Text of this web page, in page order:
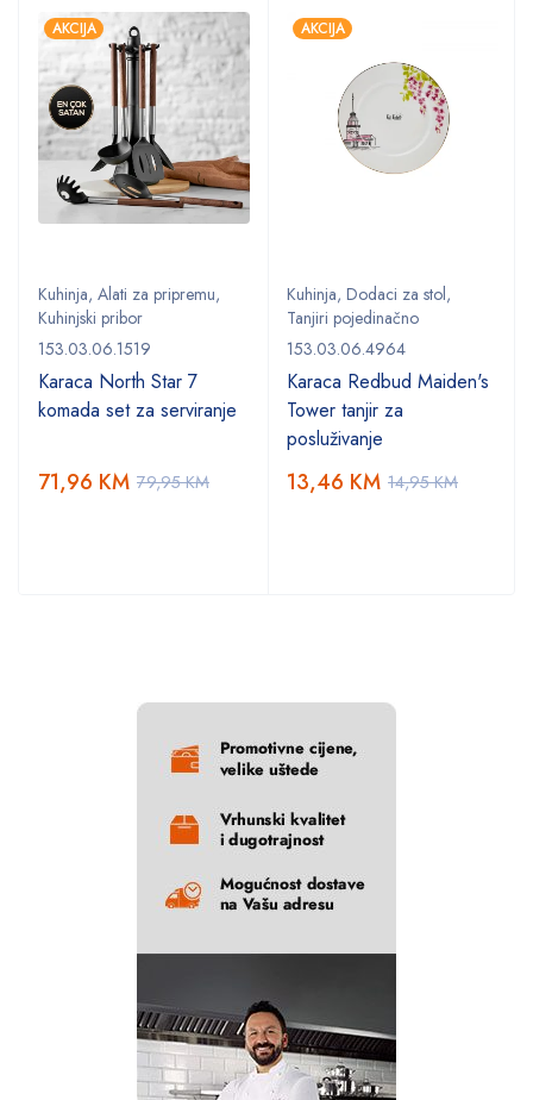
AKCIJA
Kuhinja, Alati za pripremu,
Kuhinjski pribor
153.03.06.1519
Karaca North Star 7
komada set za serviranje
79,95KM
71,96 KM
AKCIJA
Kuhinja, Dodaci za stol,
Tanjiri pojedinačno
153.03.06.4964
Karaca Redbud Maiden's
Tower tanjir za
posluživanje
14,95KM
13,46 KM